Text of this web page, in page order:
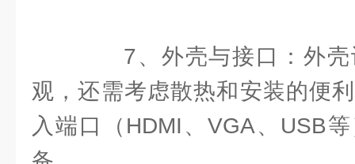
7、外壳与接口：外壳
观，还需考虑散热和安装的便
入端口（HDMI、VGA、USB